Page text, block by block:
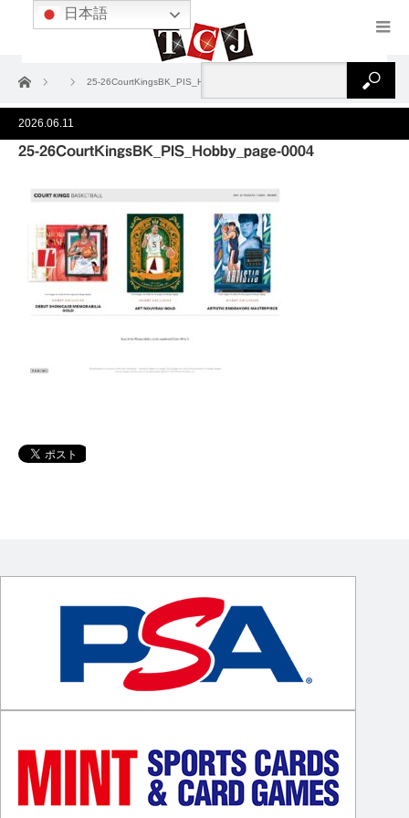
ホーム 25-26CourtKingsBK_PIS_Hobby_page-0004
2026.06.11
25-26CourtKingsBK_PIS_Hobby_page-0004
日本語